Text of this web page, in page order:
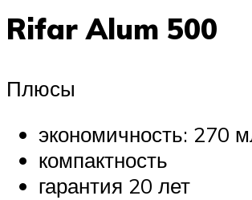
Rifar Alum 500
Плюсы
экономичность: 270
компактность
гарантия 20 лет